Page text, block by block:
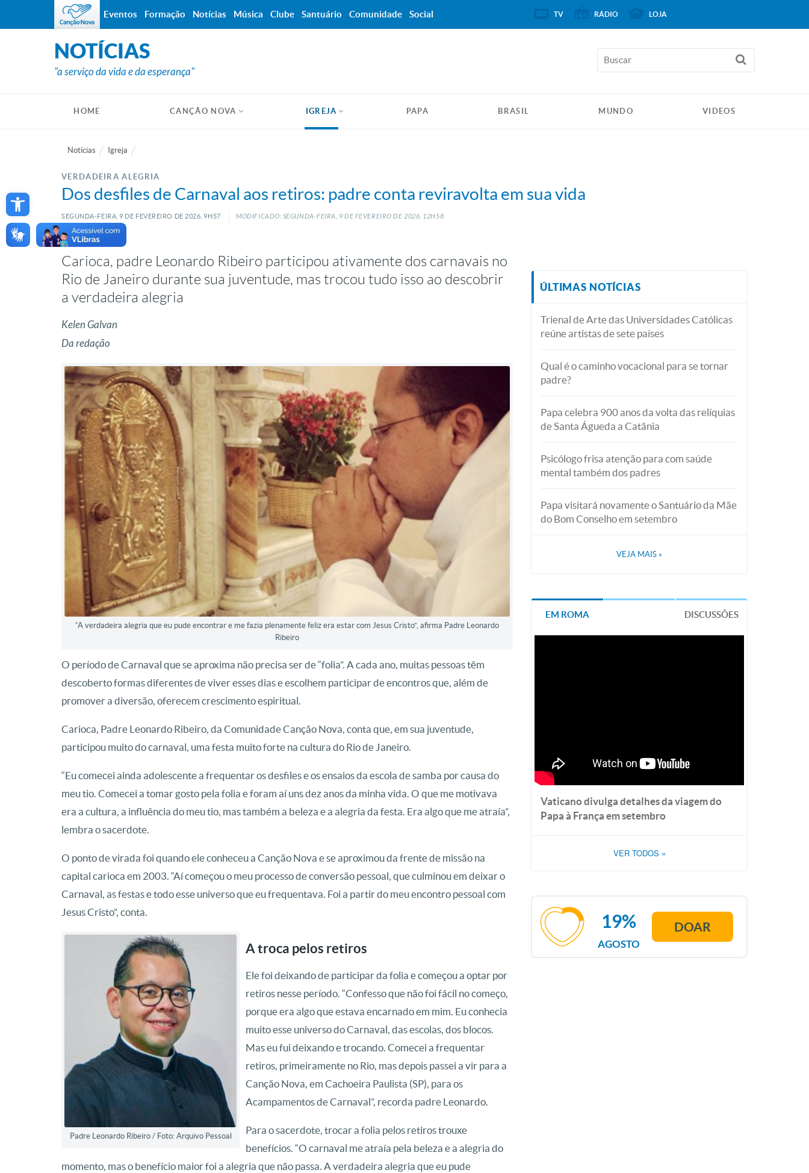
Open toolbar
NOTÍCIAS
"a serviço da vida e da esperança"
HOME CANÇÃO NOVA IGREJA PAPA BRASIL MUNDO VIDEOS
Notícias Igreja
VERDADEIRA ALEGRIA
Dos desfiles de Carnaval aos retiros: padre conta reviravolta em sua vida
SEGUNDA-FEIRA, 9 DE FEVEREIRO DE 2026, 9H57 MODIFICADO: SEGUNDA-FEIRA, 9DE FEVEREIRO DE 2026, 12H58
Carioca, padre Leonardo Ribeiro participou ativamente dos carnavais no
Rio de Janeiro durante sua juventude, mas trocou tudo isso ao descobrir
a verdadeira alegria
Kelen Galvan
Da redação
“A verdadeira alegria que eu pude encontrar e me fazia plenamente feliz era estar com Jesus Cristo”, afirma Padre Leonardo
Ribeiro
O período de Carnaval que se aproxima não precisa ser de “folia”. A cada ano, muitas pessoas têm
descoberto formas diferentes de viver esses dias e escolhem participar de encontros que, além de
promover a diversão, oferecem crescimento espiritual.
Carioca, Padre Leonardo Ribeiro, da Comunidade Canção Nova, conta que, em sua juventude,
participou muito do carnaval, uma festa muito forte na cultura do Rio de Janeiro.
“Eu comecei ainda adolescente a frequentar os desfiles e os ensaios da escola de samba por causa do
meu tio. Comecei a tomar gosto pela folia e foram aí uns dez anos da minha vida. O que me motivava
era a cultura, a influência do meu tio, mas também a beleza e a alegria da festa. Era algo que me atraía”,
lembra o sacerdote.
O ponto de virada foi quando ele conheceu a Canção Nova e se aproximou da frente de missão na
capital carioca em 2003. “Aí começou o meu processo de conversão pessoal, que culminou em deixar o
Carnaval, as festas e todo esse universo que eu frequentava. Foi a partir do meu encontro pessoal com
Jesus Cristo”, conta.
Padre Leonardo Ribeiro / Foto: Arquivo Pessoal
A troca pelos retiros
Ele foi deixando de participar da folia e começou a optar por
retiros nesse período. “Confesso que não foi fácil no começo,
porque era algo que estava encarnado em mim. Eu conhecia
muito esse universo do Carnaval, das escolas, dos blocos.
Mas eu fui deixando e trocando. Comecei a frequentar
retiros, primeiramente no Rio, mas depois passei a vir para a
Canção Nova, em Cachoeira Paulista (SP), para os
Acampamentos de Carnaval”, recorda padre Leonardo.
Para o sacerdote, trocar a folia pelos retiros trouxe
benefícios. “O carnaval me atraía pela beleza e a alegria do
momento, mas o benefício maior foi a alegria que não passa. A verdadeira alegria que eu pude
ÚLTIMAS NOTÍCIAS
Trienal de Arte das Universidades Católicas
reúne artistas de sete países
Qual é o caminho vocacional para se tornar
padre?
Papa celebra 900 anos da volta das relíquias
de Santa Águeda a Catânia
Psicólogo frisa atenção para com saúde
mental também dos padres
Papa visitará novamente o Santuário da Mãe
do Bom Conselho em setembro
VEJA MAIS »
EM ROMA DISCUSSÕES
Vaticano divulga detalhes da viagem do
Papa à França em setembro
VER TODOS »
AGOSTO
19% DOAR
Eventos Formação Notícias Música Clube Santuário Comunidade Social TV RÁDIO LOJA